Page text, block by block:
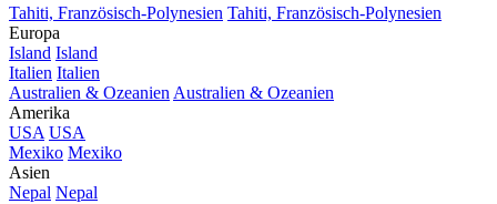
Tahiti, Französisch-Polynesien Tahiti, Französisch-Polynesien
Europa
Island Island
Italien Italien
Australien & Ozeanien Australien & Ozeanien
Amerika
USA USA
Mexiko Mexiko
Asien
Nepal Nepal